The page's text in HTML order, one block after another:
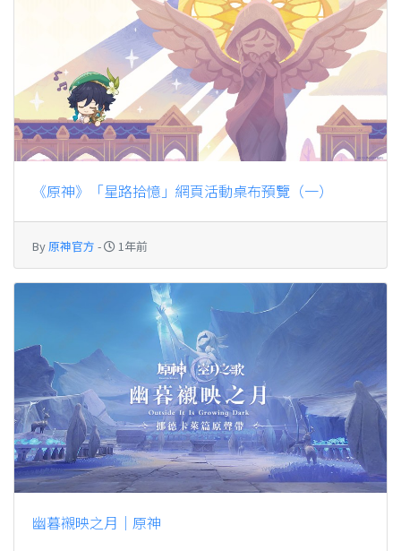
《原神》「星路拾憶」網頁活動桌布預覽（一）
By原神官方 - 1年前
幽暮襯映之月｜原神